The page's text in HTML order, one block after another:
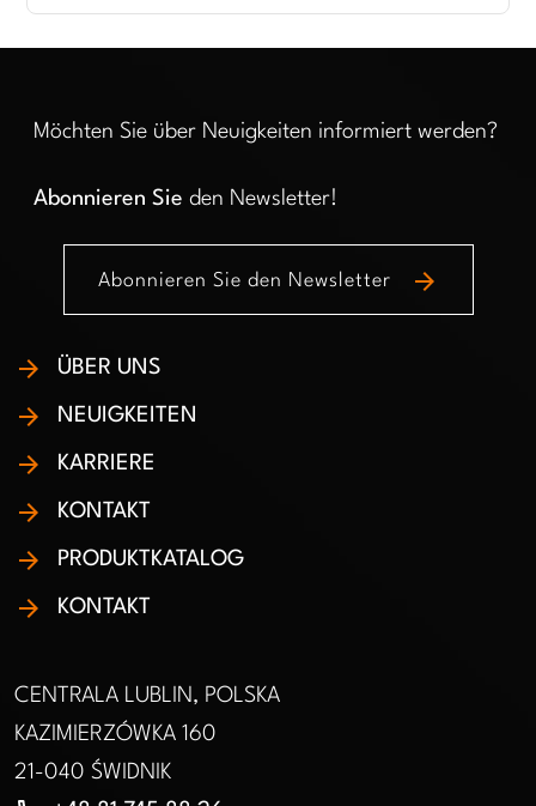
Möchten Sie über Neuigkeiten informiert werden?
Abonnieren Sie den Newsletter!
Abonnieren Sie den Newsletter arrow_forward
ÜBER UNS
NEUIGKEITEN
KARRIERE
KONTAKT
PRODUKTKATALOG
KONTAKT
CENTRALA LUBLIN, POLSKA
KAZIMIERZÓWKA 160
21-040 ŚWIDNIK